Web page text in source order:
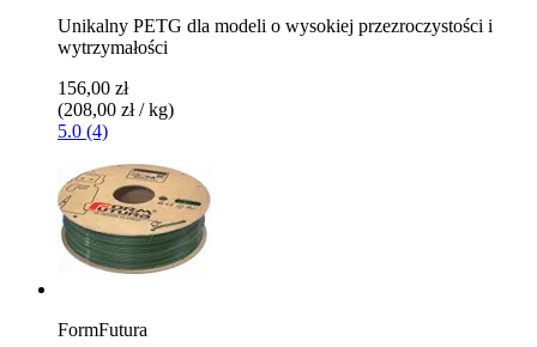
Unikalny PETG dla modeli o wysokiej przezroczystości i
wytrzymałości
156,00 zł
(208,00 zł / kg)
5.0 (4)
FormFutura